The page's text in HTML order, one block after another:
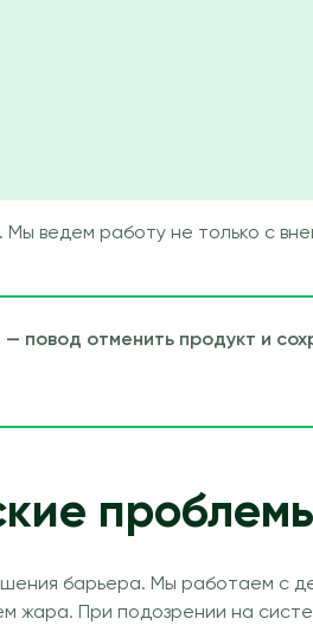
ведем работу не только с
повод отменить продукт и
барьера. Мы работаем с
жара. При подозрении на